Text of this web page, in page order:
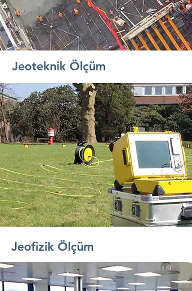
Jeoteknik Ölçüm
Jeofizik Ölçüm